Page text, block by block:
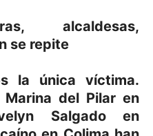
alcaldesas,
se repite
la única víctima.
Marina del Pilar en
Salgado en